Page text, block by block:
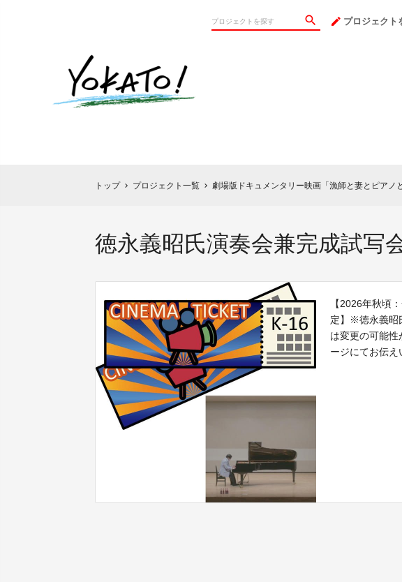
プロジェクト
トップ chevron_right プロジェクト一覧 chevron_right 劇場版ドキュメンタリー映画「漁師と妻とピア
徳永義昭氏演奏会兼完成試写
【2026年秋頃
定】※徳永義昭
は変更の可能
ージにてお伝え